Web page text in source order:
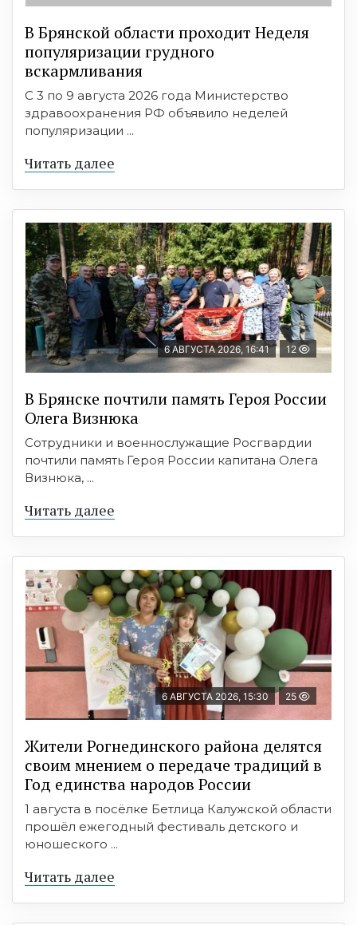
В Брянской области проходит Неделя
популяризации грудного
вскармливания
С 3 по 9 августа 2026 года Министерство
здравоохранения РФ объявило неделей
популяризации ...
Читать далее
6 АВГУСТА 2026, 16:41 12
В Брянске почтили память Героя России
Олега Визнюка
Сотрудники и военнослужащие Росгвардии
почтили память Героя России капитана Олега
Визнюка, ...
Читать далее
6 АВГУСТА 2026, 15:30 25
Жители Рогнединского района делятся
своим мнением о передаче традиций в
Год единства народов России
1 августа в посёлке Бетлица Калужской области
прошёл ежегодный фестиваль детского и
юношеского ...
Читать далее